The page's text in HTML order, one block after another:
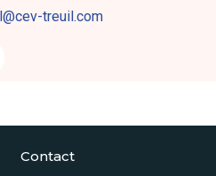
treuil.com
Contact